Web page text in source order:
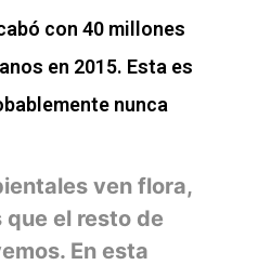
con 40 millones
en 2015. Esta es
nunca
ven flora,
el resto de
En esta